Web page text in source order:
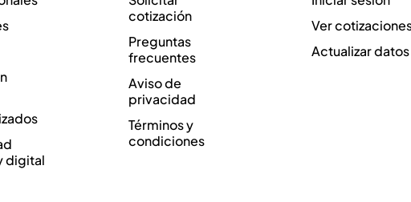
digital
cotización
Preguntas
frecuentes
Aviso de
privacidad
Términos y
condiciones
Ver
Actualizar datos